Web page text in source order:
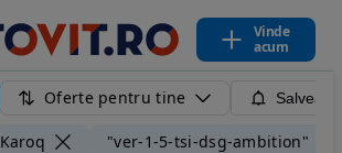
Vinde
acum
Oferte pentru tine
Karoq "ver-1-5-tsi-dsg-ambition"